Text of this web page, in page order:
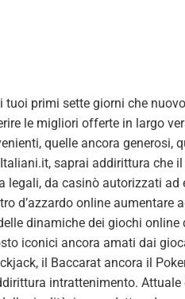
primi sette giorni che
le migliori offerte in largo
quelle ancora generosi,
saprai addirittura che
da casinò autorizzati ad
d’azzardo online aumentare
dinamiche dei giochi online
iconici ancora amati dai
il Baccarat ancora il
intrattenimento. Attuale